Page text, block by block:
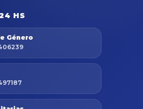
HS
Género